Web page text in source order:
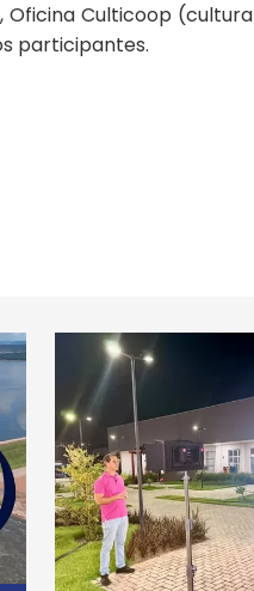
Oficina Culticoop (cultura
participantes.